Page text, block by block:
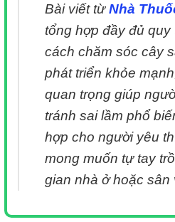
Bài viết từNhà
tổng hợp đầy đủ quy
cách chăm sóc cây
phát triển khỏe
quan trọng giúp
tránh sai lầm phổ
hợp cho người yêu
mong muốn tự tay
gian nhà ở hoặc sân